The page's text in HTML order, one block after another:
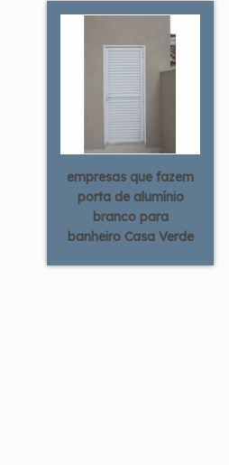
empresas que fazem
porta de alumínio
branco para
banheiro Casa Verde